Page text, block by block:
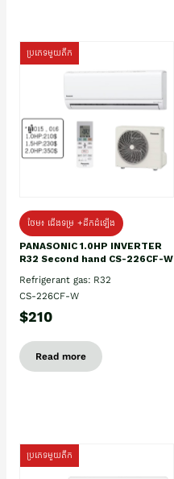
ប្រភេទមួយតឹក
ថែម៖ ជើងទម្រ +ដឹកដំឡើង
PANASONIC 1.0HP INVERTER
R32 Second hand CS-226CF-W
Refrigerant gas: R32
CS-226CF-W
$210
Read more
ប្រភេទមួយតឹក